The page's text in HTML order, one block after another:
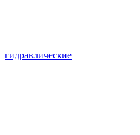
гидравлические